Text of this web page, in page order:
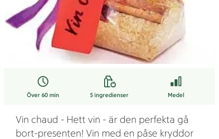
Över 60 min 5ingredienser Medel
Vin chaud - Hett vin - är den perfekta gå
bort-presenten! Vin med en påse kryddor